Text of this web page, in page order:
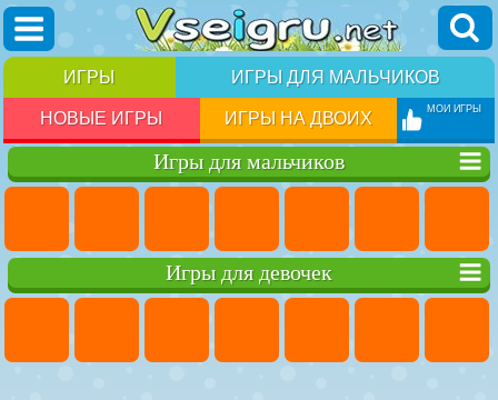
ИГРЫ ИГРЫ ДЛЯ МАЛЬЧИКОВ
НОВЫЕ ИГРЫ ИГРЫ НА ДВОИХ МОИ ИГРЫ
Игры для мальчиков
Игры для девочек